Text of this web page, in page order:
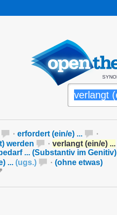
· erfordert (ein/e) ...
·
werden
· verlangt (ein/e) ...
... (Substantiv im Genitiv)
... (ugs.) · (ohne etwas)